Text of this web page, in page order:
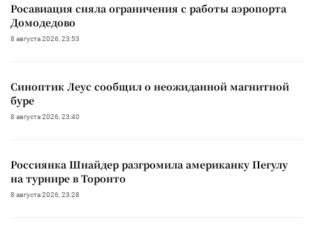
Росавиация сняла ограничения с работы аэропорта
Домодедово
8 августа 2026, 23:53
Синоптик Леус сообщил о неожиданной магнитной
буре
8 августа 2026, 23:40
Россиянка Шнайдер разгромила американку Пегулу
на турнире в Торонто
8 августа 2026, 23:28